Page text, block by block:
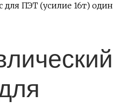
для ПЭТ (усилие 16т) один